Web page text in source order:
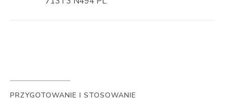
PRZYGOTOWANIE I STOSOWANIE